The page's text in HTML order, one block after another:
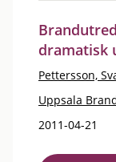
dramatisk
Pettersson,
Uppsala
2011-04-21